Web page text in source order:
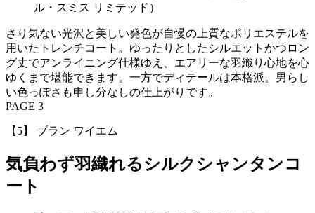
ル・スミス リミテッド）
さり気ない光沢と美しい発色が自慢の上質なポリエステルを
用いたトレンチコート。ゆったりとしたシルエットかつロン
グ丈でアンライニング仕様ゆえ、エアリーな羽織り心地を心
ゆくまで堪能できます。一方でディテールは本格派。男らし
い色っぽさも申し分なしの仕上がりです。
PAGE 3
【5】 ブラン ワイエム
気負わず羽織れるシルクシャンタンコ
ート